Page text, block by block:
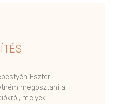
Eszter
megosztani a
melyek